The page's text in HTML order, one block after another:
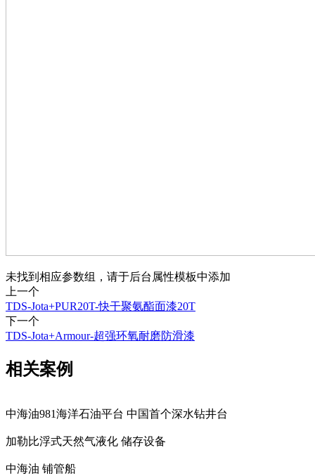
未找到相应参数组，请于后台属性模板中添加
上一个
TDS-Jota+PUR20T-快干聚氨酯面漆20T
下一个
TDS-Jota+Armour-超强环氧耐磨防滑漆
相关案例
中海油981海洋石油平台 中国首个深水钻井台
加勒比浮式天然气液化 储存设备
中海油 铺管船